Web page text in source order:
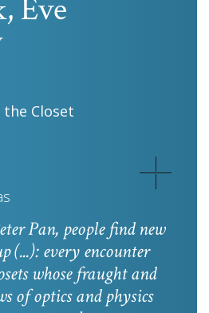
Eve
Closet
Pan, people find new
(...): every encounter
whose fraught and
of optics and physics